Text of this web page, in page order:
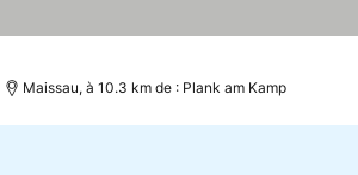
Maissau, à 10.3 km de : Plank am Kamp